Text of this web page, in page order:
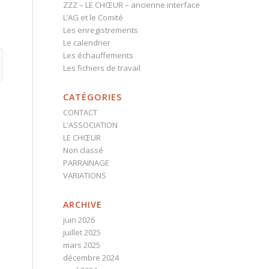
ZZZ – LE CHŒUR – ancienne interface
L’AG et le Comité
Les enregistrements
Le calendrier
Les échauffements
Les fichiers de travail
CATÉGORIES
CONTACT
L'ASSOCIATION
LE CHŒUR
Non classé
PARRAINAGE
VARIATIONS
ARCHIVE
juin 2026
juillet 2025
mars 2025
décembre 2024